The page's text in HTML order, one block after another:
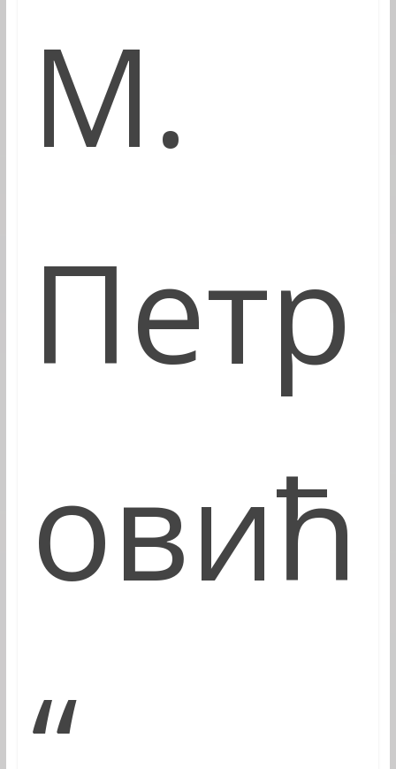
М.
Петр
овић